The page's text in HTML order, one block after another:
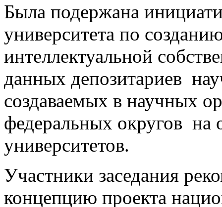
Была подержана
университета по
интеллектуальной
данных депозитариев
создаваемых в научных
федеральных округов на
университетов.
Участники заседания
концепцию проекта